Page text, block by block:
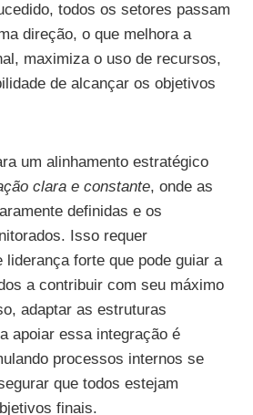
todos os setores passam
direção, o que melhora a
maximiza o uso de recursos,
de alcançar os objetivos
um alinhamento estratégico
clara e constante, onde as
definidas e os
Isso requer
liderança forte que pode guiar a
a contribuir com seu máximo
adaptar as estruturas
apoiar essa integração é
processos internos se
que todos estejam
finais.